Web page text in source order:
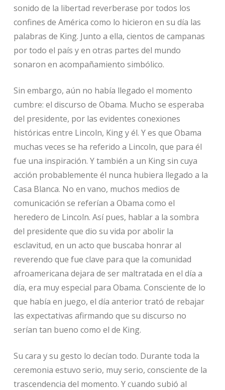
sonido de la libertad reverberase por todos los
confines de América como lo hicieron en su día las
palabras de King. Junto a ella, cientos de campanas
por todo el país y en otras partes del mundo
sonaron en acompañamiento simbólico.
Sin embargo, aún no había llegado el momento
cumbre: el discurso de Obama. Mucho se esperaba
del presidente, por las evidentes conexiones
históricas entre Lincoln, King y él. Y es que Obama
muchas veces se ha referido a Lincoln, que para él
fue una inspiración. Y también a un King sin cuya
acción probablemente él nunca hubiera llegado a la
Casa Blanca. No en vano, muchos medios de
comunicación se referían a Obama como el
heredero de Lincoln. Así pues, hablar a la sombra
del presidente que dio su vida por abolir la
esclavitud, en un acto que buscaba honrar al
reverendo que fue clave para que la comunidad
afroamericana dejara de ser maltratada en el día a
día, era muy especial para Obama. Consciente de lo
que había en juego, el día anterior trató de rebajar
las expectativas afirmando que su discurso no
serían tan bueno como el de King.
Su cara y su gesto lo decían todo. Durante toda la
ceremonia estuvo serio, muy serio, consciente de la
trascendencia del momento. Y cuando subió al